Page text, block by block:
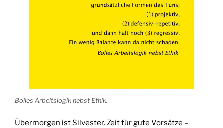
Bolles Arbeitslogik nebst Ethik.
Übermorgen ist Silvester. Zeit für gute Vorsätze –